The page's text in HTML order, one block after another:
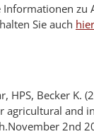
Informationen zu
Sie auch hier
HPS, Becker K.
agricultural and
2nd